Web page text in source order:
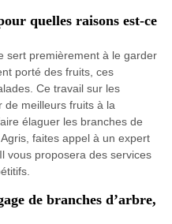
quelles raisons est-ce
sert premièrement à le garder
porté des fruits, ces
Ce travail sur les
de meilleurs fruits à la
élaguer les branches de
faites appel à un expert
vous proposera des services
de branches d’arbre,